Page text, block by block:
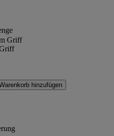
hinzufügen